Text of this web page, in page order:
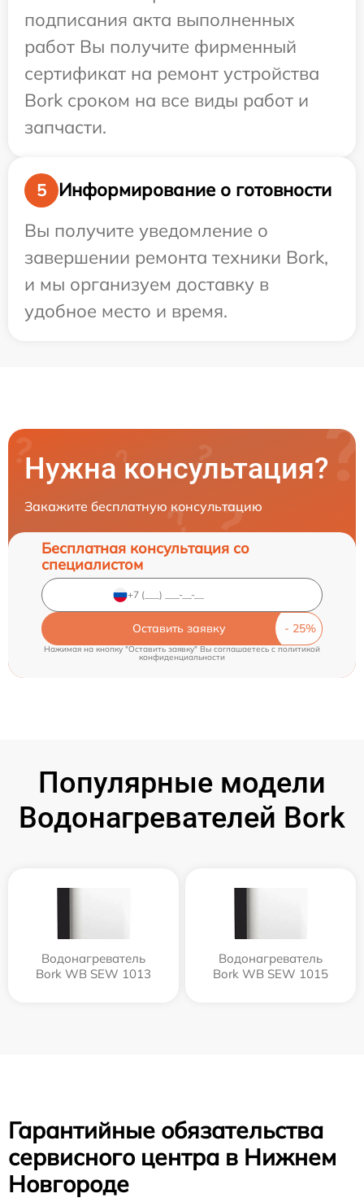
подписания акта выполненных
работ Вы получите фирменный
сертификат на ремонт устройства
Bork сроком на все виды работ и
запчасти.
5
Информирование о готовности
Вы получите уведомление о
завершении ремонта техники Bork,
и мы организуем доставку в
удобное место и время.
Нужна консультация?
Закажите бесплатную консультацию
Бесплатная консультация со
специалистом
Оставить заявку
Нажимая на кнопку "Оставить заявку" Вы соглашаетесь cполитикой
конфиденциальности
Популярные модели
Водонагревателей Bork
Водонагреватель
Bork WB SEW 1013
Водонагреватель
Bork WB SEW 1015
Гарантийные обязательства
сервисного центра в Нижнем
Новгороде